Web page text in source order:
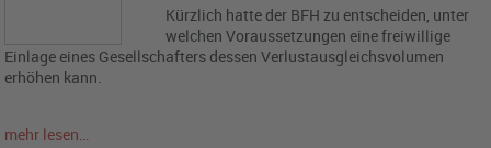
Kürzlich hatte der BFH zu entscheiden, unter
welchen Voraussetzungen eine freiwillige
Einlage eines Gesellschafters dessen Verlustausgleichsvolumen
erhöhen kann.
mehr lesen…